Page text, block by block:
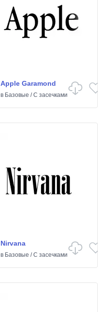
Apple Garamond
в Базовые /С засечками
Nirvana
в Базовые /С засечками